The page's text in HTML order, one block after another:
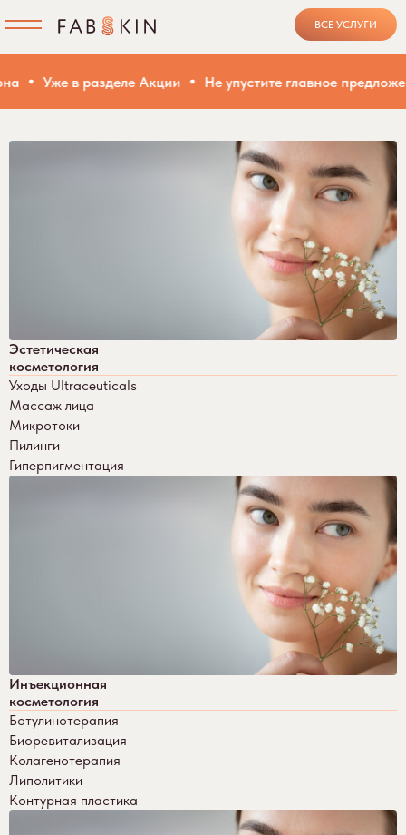
ВСЕ УСЛУГИ
Уже в разделе Акции Не упустите главное
Эстетическая
косметология
Уходы Ultraceuticals
Массаж лица
Микротоки
Пилинги
Гиперпигментация
Инъекционная
косметология
Ботулинотерапия
Биоревитализация
Колагенотерапия
Липолитики
Контурная пластика